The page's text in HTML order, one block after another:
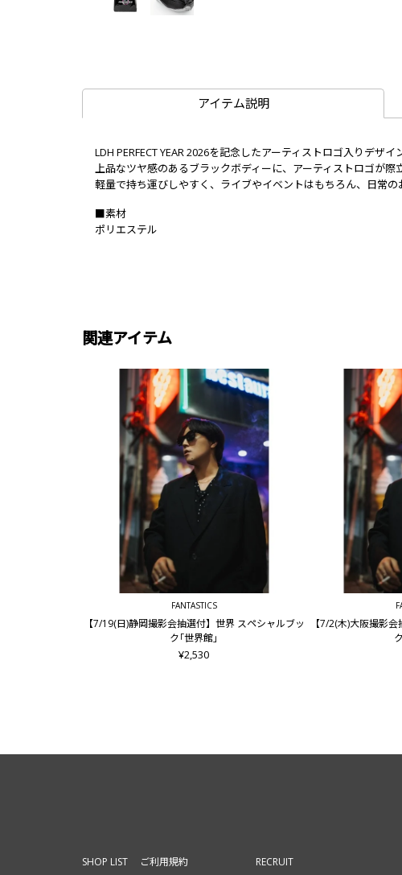
アイテム説明
LDH PERFECT YEAR 2026を記念したアーティストロゴ入りデザイ
上品なツヤ感のあるブラックボディーに、アーティストロゴが際
軽量で持ち運びしやすく、ライブやイベントはもちろん、日常
■素材
ポリエステル
関連アイテム
FANTASTICS
【7/19(日)静岡撮影会抽選付】世界 スペシャルブッ
ク｢世界館｣
¥2,530
【7/2(木)大阪撮影
SHOP LIST ご利用規約 RECRUIT